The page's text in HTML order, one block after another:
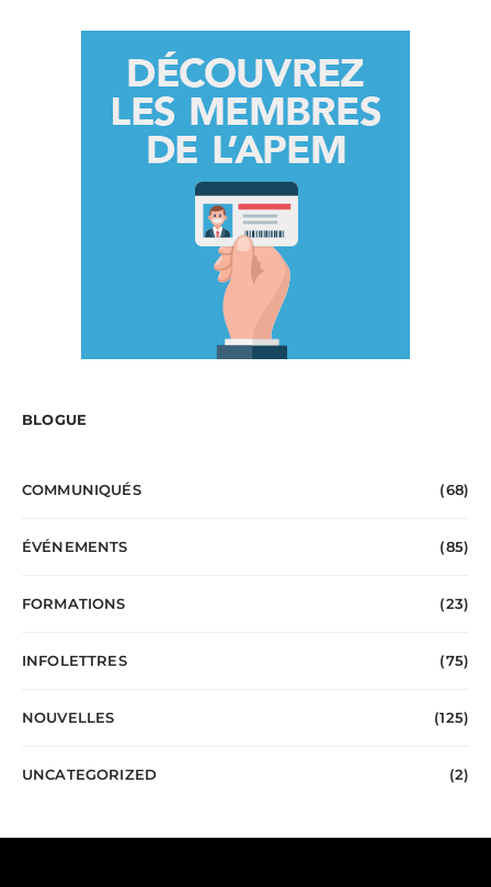
BLOGUE
COMMUNIQUÉS (68)
ÉVÉNEMENTS (85)
FORMATIONS (23)
INFOLETTRES (75)
NOUVELLES (125)
UNCATEGORIZED (2)